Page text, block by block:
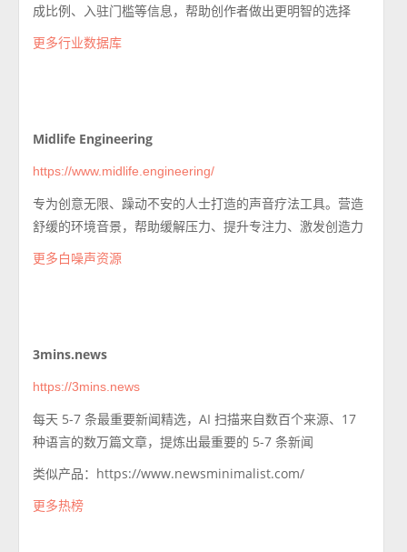
成比例、入驻门槛等信息，帮助创作者做出更明智的选择
更多行业数据库
Midlife Engineering
https://www.midlife.engineering/
专为创意无限、躁动不安的人士打造的声音疗法工具。营造
舒缓的环境音景，帮助缓解压力、提升专注力、激发创造力
更多白噪声资源
3mins.news
https://3mins.news
每天 5-7 条最重要新闻精选，AI 扫描来自数百个来源、17
种语言的数万篇文章，提炼出最重要的 5-7 条新闻
类似产品：https://www.newsminimalist.com/
更多热榜